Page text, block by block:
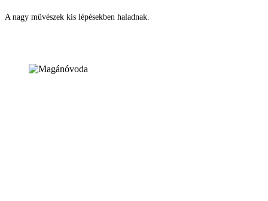
A nagy művészek kis lépésekben haladnak.